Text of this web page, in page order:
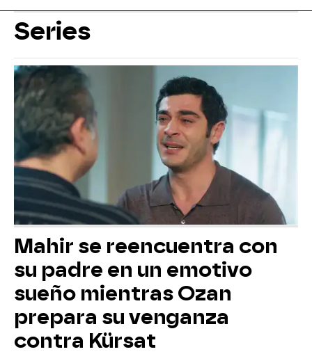
Series
Mahir se reencuentra con
su padre en un emotivo
sueño mientras Ozan
prepara su venganza
contra Kürsat